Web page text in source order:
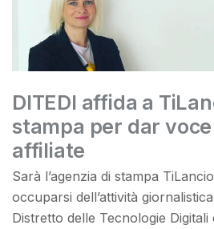
DITEDI affida a
stampa per dar
affiliate
Sarà l’agenzia di stampa
occuparsi dell’attività
Distretto delle Tecnologie Digitali